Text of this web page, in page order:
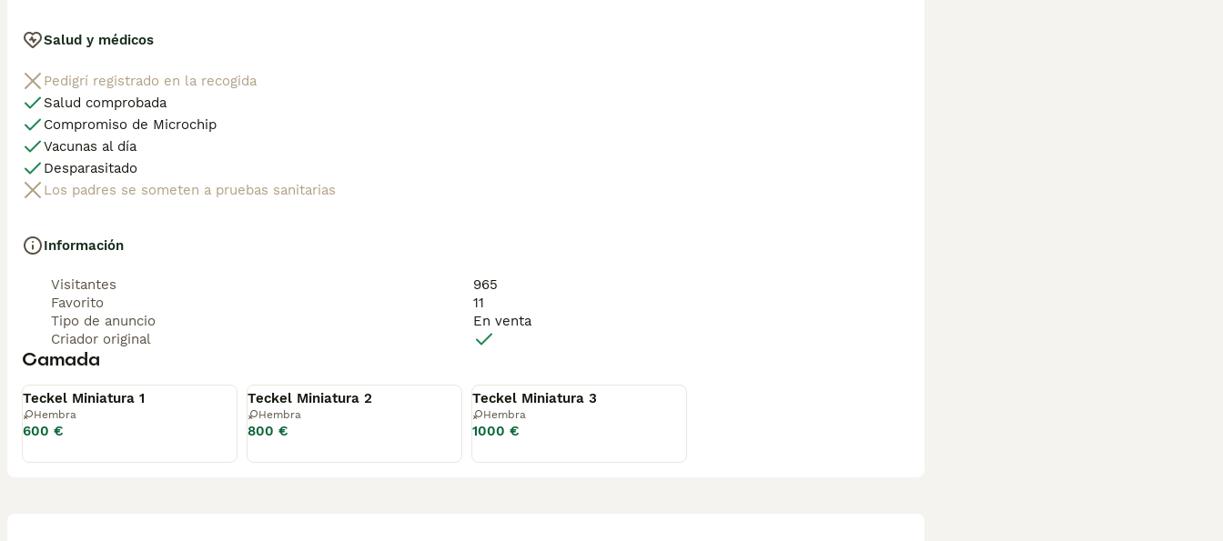
Salud y médicos
Pedigrí registrado en la recogida
Salud comprobada
Compromiso de Microchip
Vacunas al día
Desparasitado
Los padres se someten a pruebas sanitarias
Información
Visitantes
965
Favorito
11
Tipo de anuncio
En venta
Criador original
Camada
Teckel Miniatura 1
Hembra
600 €
Teckel Miniatura 2
Hembra
800 €
Teckel Miniatura 3
Hembra
1000 €